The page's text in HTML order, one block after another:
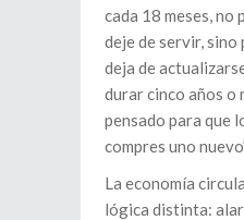
cada 18 meses, no
deje de servir,
deja de
durar cinco años o
pensado para que
compres uno
La economía
lógica distinta: